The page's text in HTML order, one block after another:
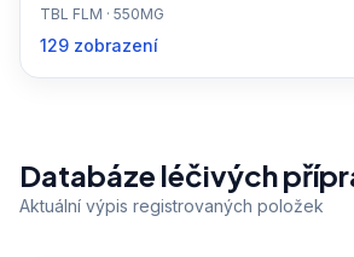
TBL FLM · 550MG
129 zobrazení
Databáze léčivých
Aktuální výpis registrovaných položek